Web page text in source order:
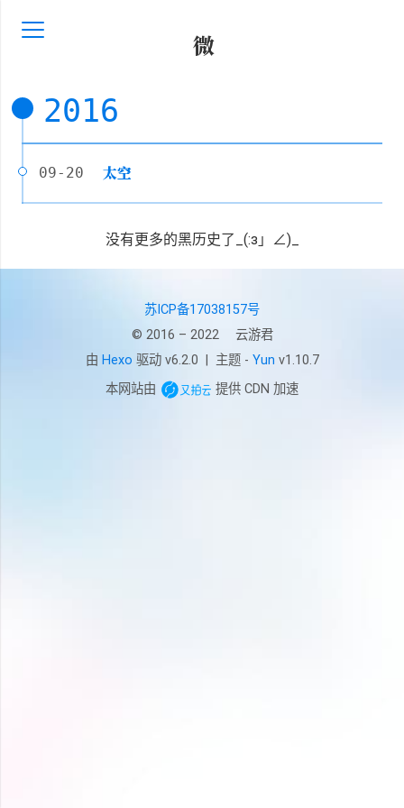
微
2016
09-20 太空
没有更多的黑历史了_(:з」∠)_
苏ICP备17038157号
© 2016 – 2022
云游君
由 Hexo 驱动 v6.2.0 主题 - Yun v1.10.7
本网站由
提供 CDN 加速